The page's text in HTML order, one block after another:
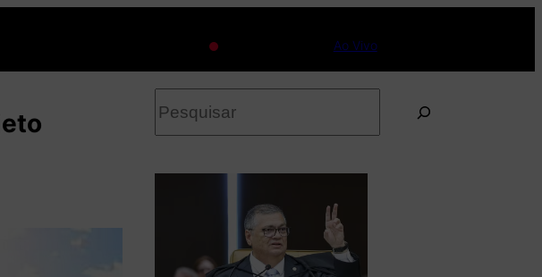
Ao Vivo